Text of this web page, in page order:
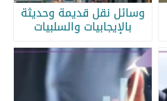
وسائل نقل قديمة وحديثة
بالإيجابيات والسلبيات